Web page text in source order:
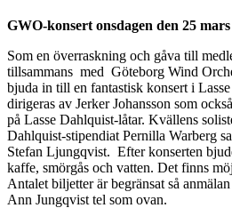
GWO-konsert onsdagen den 25
Som en överraskning och gåva till
tillsammans med Göteborg Wind
bjuda in till en fantastisk konsert i
dirigeras av Jerker Johansson som
på Lasse Dahlquist-låtar. Kvällens
Dahlquist-stipendiat Pernilla Warberg
Stefan Ljungqvist. Efter konserten
kaffe, smörgås och vatten. Det finns
Antalet biljetter är begränsat så
Ann Jungqvist tel som ovan.